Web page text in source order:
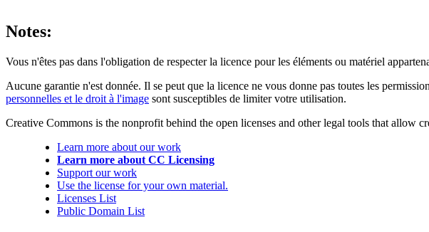
Notes:
Vous n'êtes pas dans l'obligation de respecter la licence pour les éléments ou matériel
Aucune garantie n'est donnée. Il se peut que la licence ne vous donne pas toutes les
personnelles et le droit à l'image sont susceptibles de limiter votre utilisation.
Creative Commons is the nonprofit behind the open licenses and other legal tools that allow
Learn more about our work
Learn more about CC Licensing
Support our work
Use the license for your own material.
Licenses List
Public Domain List